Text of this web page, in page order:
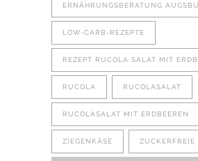
ERNÄHRUNGSBERATUNG
LOW-CARB-REZEPTE
REZEPT RUCOLA SALAT MIT
RUCOLA RUCOLASALAT
RUCOLASALAT MIT ERDBEEREN
ZIEGENKÄSE ZUCKERFREIE